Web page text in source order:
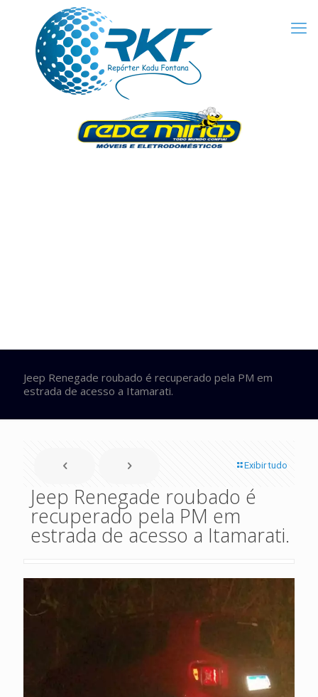
Jeep Renegade roubado é recuperado pela PM em
estrada de acesso a Itamarati.
Exibir tudo
Jeep Renegade roubado é
recuperado pela PM em
estrada de acesso a Itamarati.